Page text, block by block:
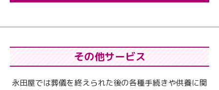
その他サービス
永田屋では葬儀を終えられた後の各種手続きや供養に関